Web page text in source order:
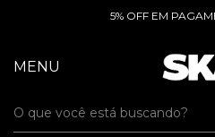
5% OFF EM
MENU